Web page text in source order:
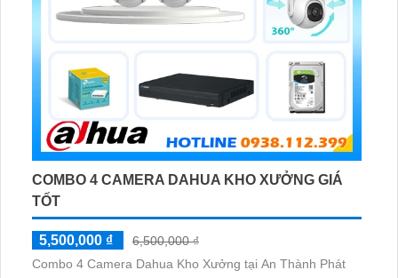
COMBO 4 CAMERA DAHUA KHO XƯỞNG GIÁ
TỐT
5,500,000 ₫
6,500,000 ₫
Combo 4 Camera Dahua Kho Xưởng tại An Thành Phát